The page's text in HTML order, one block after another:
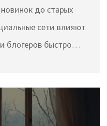
до старых
сети влияют
блогеров быстро
именно их и как
релизов. Будет